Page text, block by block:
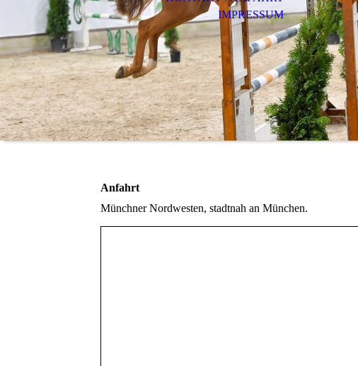
IMPRESSUM
Anfahrt
Münchner Nordwesten, stadtnah an München.